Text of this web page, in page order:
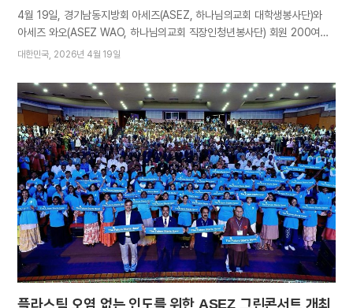
4월 19일, 경기남동지방회 아세즈(ASEZ, 하나님의교회 대학생봉사단)와
아세즈 와오(ASEZ WAO, 하나님의교회 직장인청년봉사단) 회원 200여
명이 여주시 남한강 인근 정화에 나섰다. 남한강은 강원도 태백에서 발원해
역할을 한다. 강변 습지와 모래섬, 지류가 어우러진 복합 생태계이기도 하다.
플라스틱을 수거해 남한강의 생태를 보호하는 한편 탄소중립에 기여하고
시민들의 환경의식을 개선하고자 대학생과 직장인 청년들이 힘을 모았다.
개회식에서 이광규 아세즈 와오 경기광주지부장은 “이번 활동은 단순히
환경정화를 넘어 내륙에서 발생한 플라스틱 폐기물이 하천을 거쳐 해양으로
유입되는 것을 방지하기 위해 마련됐다”고 취지를 밝히며 “대학생과 직장인
청년들이 한마음으로 협력하는 모습이 지역사회에 선한 영향력을 미칠
것”이라고 힘을 북돋았다. 오전 10시 30분경, 5개 팀으로 나뉘어 남한강변,
공원, 도심, 상가밀집지역 청소를 시작했다. 최고기온 29도를 육박하는
초여름 날씨에도 회원들은 시종 밝은 웃음을 지으며 돌 틈에 끼어있는…
대한민국 2026년 4월 19일
플라스틱 오염 없는 인도를 위한 ASEZ 그린콘서트 개최